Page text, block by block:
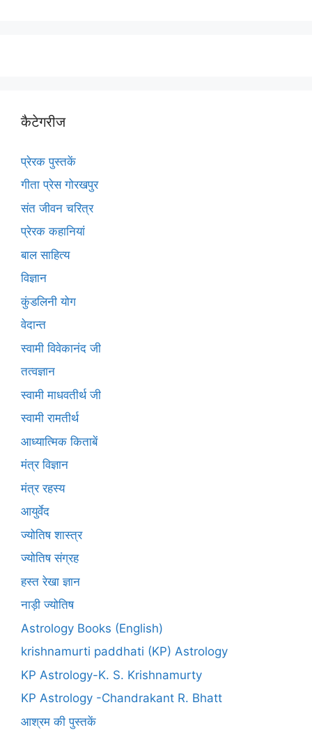
कैटेगरीज
प्रेरक पुस्तकें
गीता प्रेस गोरखपुर
संत जीवन चरित्र
प्रेरक कहानियां
बाल साहित्य
विज्ञान
कुंडलिनी योग
वेदान्त
स्वामी विवेकानंद जी
तत्वज्ञान
स्वामी माधवतीर्थ जी
स्वामी रामतीर्थ
आध्यात्मिक किताबें
मंत्र विज्ञान
मंत्र रहस्य
आयुर्वेद
ज्योतिष शास्त्र
ज्योतिष संग्रह
हस्त रेखा ज्ञान
नाड़ी ज्योतिष
Astrology Books (English)
krishnamurti paddhati (KP) Astrology
KP Astrology-K. S. Krishnamurty
KP Astrology -Chandrakant R. Bhatt
आश्रम की पुस्तकें